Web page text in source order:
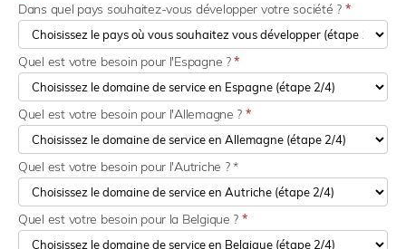
Dans quel pays souhaitez-vous développer votre société ? *
Quel est votre besoin pour l'Espagne ?*
Quel est votre besoin pour l'Allemagne ? *
Quel est votre besoin pour l'Autriche ? *
Quel est votre besoin pour la Belgique ? *